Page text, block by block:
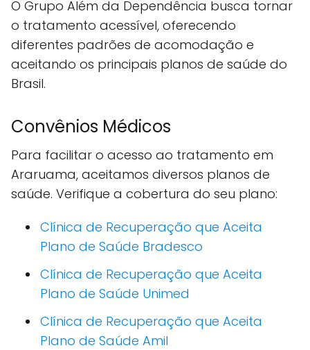
O Grupo Além da Dependência busca tornar
o tratamento acessível, oferecendo
diferentes padrões de acomodação e
aceitando os principais planos de saúde do
Brasil.
Convênios Médicos
Para facilitar o acesso ao tratamento em
Araruama, aceitamos diversos planos de
saúde. Verifique a cobertura do seu plano:
Clínica de Recuperação que Aceita
Plano de Saúde Bradesco
Clínica de Recuperação que Aceita
Plano de Saúde Unimed
Clínica de Recuperação que Aceita
Plano de Saúde Amil